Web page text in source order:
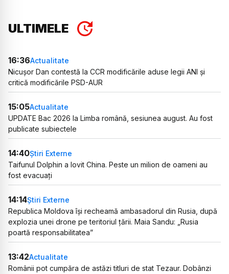
ULTIMELE
16:36Actualitate
Nicușor Dan contestă la CCR modificările aduse legii ANI și
critică modificările PSD-AUR
15:05Actualitate
UPDATE Bac 2026 la Limba română, sesiunea august. Au fost
publicate subiectele
14:40Știri Externe
Taifunul Dolphin a lovit China. Peste un milion de oameni au
fost evacuați
14:14Știri Externe
Republica Moldova își recheamă ambasadorul din Rusia, după
explozia unei drone pe teritoriul țării. Maia Sandu: „Rusia
poartă responsabilitatea”
13:42Actualitate
Românii pot cumpăra de astăzi titluri de stat Tezaur. Dobânzi